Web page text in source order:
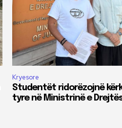
Kryesore
Studentët ridorëzojnë
tyre në Ministrinë e